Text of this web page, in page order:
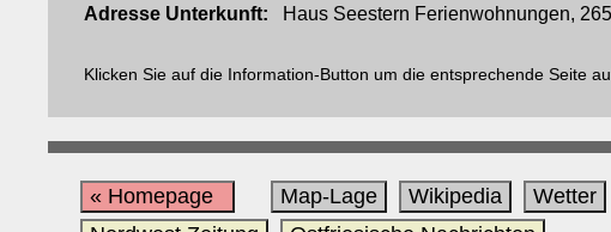
Adresse Unterkunft: Haus Seestern Ferienwohnungen,
Klicken Sie auf die Information-Button um die entsprechende Seite